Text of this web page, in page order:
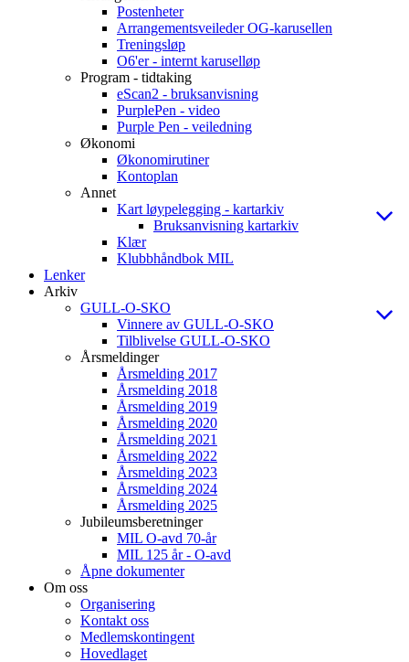
Postenheter
Arrangementsveileder OG-karusellen
Treningsløp
O6'er - internt karuselløp
Program - tidtaking
eScan2 - bruksanvisning
PurplePen - video
Purple Pen - veiledning
Økonomi
Økonomirutiner
Kontoplan
Annet
Kart løypelegging - kartarkiv
Bruksanvisning kartarkiv
Klær
Klubbhåndbok MIL
Lenker
Arkiv
GULL-O-SKO
Vinnere av GULL-O-SKO
Tilblivelse GULL-O-SKO
Årsmeldinger
Årsmelding 2017
Årsmelding 2018
Årsmelding 2019
Årsmelding 2020
Årsmelding 2021
Årsmelding 2022
Årsmelding 2023
Årsmelding 2024
Årsmelding 2025
Jubileumsberetninger
MIL O-avd 70-år
MIL 125 år - O-avd
Åpne dokumenter
Om oss
Organisering
Kontakt oss
Medlemskontingent
Hovedlaget